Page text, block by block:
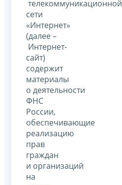
телекоммуникационной
сети
«Интернет»
(далее –
Интернет-
сайт)
содержит
материалы
о деятельности
ФНС
России,
обеспечивающие
реализацию
прав
граждан
и организаций
на